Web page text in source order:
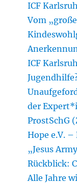
ICF
Vom
ICF
der
ProstSchG
Hope e.V.
„Jesus
Rückblick:
Alle Jahre